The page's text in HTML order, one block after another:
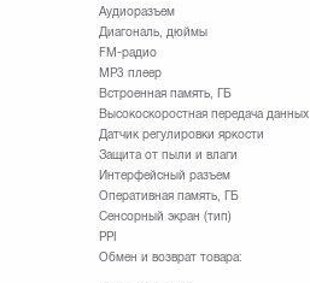
Аудиоразъем
Диагональ, дюймы
FM-радио
MP3 плеер
Встроенная память, ГБ
Высокоскоростная передача данных
Датчик регулировки яркости
Защита от пыли и влаги
Интерфейсный разъем
Оперативная память, ГБ
Сенсорный экран (тип)
PPI
Обмен и возврат товара: